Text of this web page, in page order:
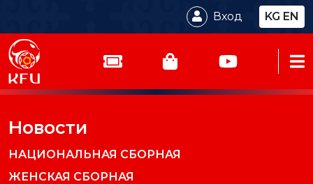
Вход KG EN
Новости
НАЦИОНАЛЬНАЯ СБОРНАЯ
ЖЕНСКАЯ СБОРНАЯ